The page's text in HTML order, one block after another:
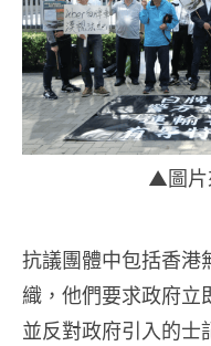
▲圖片
抗議團體中包括香港
織，他們要求政府立
並反對政府引入的士